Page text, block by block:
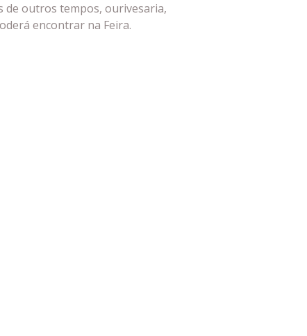
de outros tempos, ourivesaria,
encontrar na Feira.